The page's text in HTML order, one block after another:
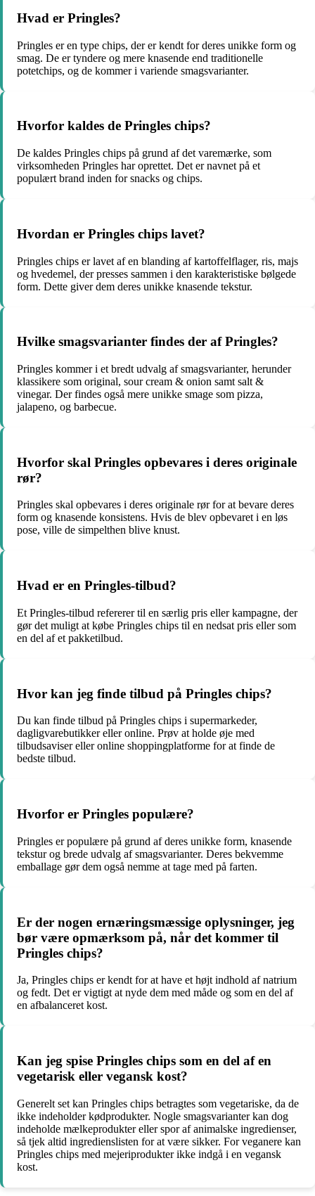
Hvad er Pringles?
Pringles er en type chips, der er kendt for deres unikke form og
smag. De er tyndere og mere knasende end traditionelle
potetchips, og de kommer i variende smagsvarianter.
Hvorfor kaldes de Pringles chips?
De kaldes Pringles chips på grund af det varemærke, som
virksomheden Pringles har oprettet. Det er navnet på et
populært brand inden for snacks og chips.
Hvordan er Pringles chips lavet?
Pringles chips er lavet af en blanding af kartoffelflager, ris, majs
og hvedemel, der presses sammen i den karakteristiske bølgede
form. Dette giver dem deres unikke knasende tekstur.
Hvilke smagsvarianter findes der af Pringles?
Pringles kommer i et bredt udvalg af smagsvarianter, herunder
klassikere som original, sour cream & onion samt salt &
vinegar. Der findes også mere unikke smage som pizza,
jalapeno, og barbecue.
Hvorfor skal Pringles opbevares i deres originale
rør?
Pringles skal opbevares i deres originale rør for at bevare deres
form og knasende konsistens. Hvis de blev opbevaret i en løs
pose, ville de simpelthen blive knust.
Hvad er en Pringles-tilbud?
Et Pringles-tilbud refererer til en særlig pris eller kampagne, der
gør det muligt at købe Pringles chips til en nedsat pris eller som
en del af et pakketilbud.
Hvor kan jeg finde tilbud på Pringles chips?
Du kan finde tilbud på Pringles chips i supermarkeder,
dagligvarebutikker eller online. Prøv at holde øje med
tilbudsaviser eller online shoppingplatforme for at finde de
bedste tilbud.
Hvorfor er Pringles populære?
Pringles er populære på grund af deres unikke form, knasende
tekstur og brede udvalg af smagsvarianter. Deres bekvemme
emballage gør dem også nemme at tage med på farten.
Er der nogen ernæringsmæssige oplysninger, jeg
bør være opmærksom på, når det kommer til
Pringles chips?
Ja, Pringles chips er kendt for at have et højt indhold af natrium
og fedt. Det er vigtigt at nyde dem med måde og som en del af
en afbalanceret kost.
Kan jeg spise Pringles chips som en del af en
vegetarisk eller vegansk kost?
Generelt set kan Pringles chips betragtes som vegetariske, da de
ikke indeholder kødprodukter. Nogle smagsvarianter kan dog
indeholde mælkeprodukter eller spor af animalske ingredienser,
så tjek altid ingredienslisten for at være sikker. For veganere kan
Pringles chips med mejeriprodukter ikke indgå i en vegansk
kost.